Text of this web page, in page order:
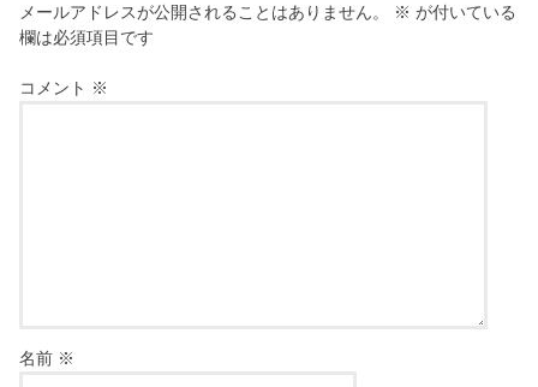
メールアドレスが公開されることはありません。 ※ が付いている
欄は必須項目です
コメント ※
名前 ※